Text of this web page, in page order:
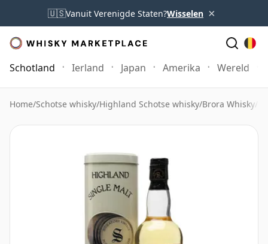
🇺🇸Vanuit Verenigde Staten?Wisselen ×
Schotland Ierland Japan Amerika Wereld
Home/Schotse whisky/Highland Schotse whisky/Brora Whisky/